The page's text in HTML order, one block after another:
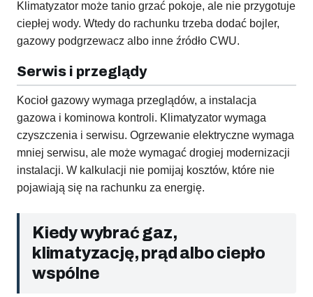
Klimatyzator może tanio grzać pokoje, ale nie przygotuje
ciepłej wody. Wtedy do rachunku trzeba dodać bojler,
gazowy podgrzewacz albo inne źródło CWU.
Serwis i przeglądy
Kocioł gazowy wymaga przeglądów, a instalacja
gazowa i kominowa kontroli. Klimatyzator wymaga
czyszczenia i serwisu. Ogrzewanie elektryczne wymaga
mniej serwisu, ale może wymagać drogiej modernizacji
instalacji. W kalkulacji nie pomijaj kosztów, które nie
pojawiają się na rachunku za energię.
Kiedy wybrać gaz,
klimatyzację, prąd albo ciepło
wspólne